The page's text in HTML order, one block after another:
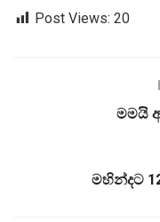
Post Views: 20
මමයි
මහින්දට